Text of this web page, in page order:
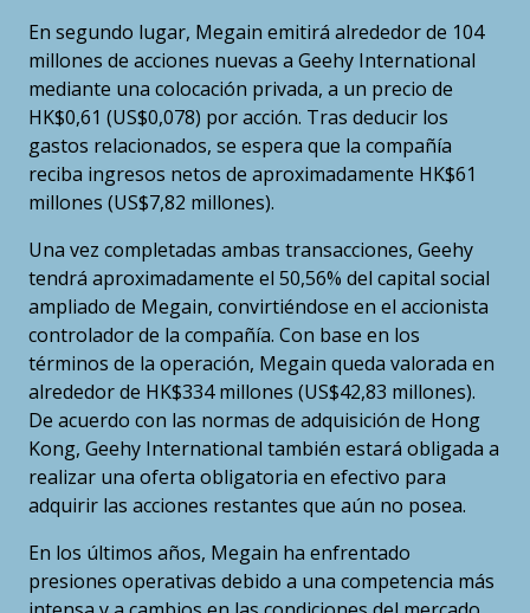
En segundo lugar, Megain emitirá alrededor de 104
millones de acciones nuevas a Geehy International
mediante una colocación privada, a un precio de
HK$0,61 (US$0,078) por acción. Tras deducir los
gastos relacionados, se espera que la compañía
reciba ingresos netos de aproximadamente HK$61
millones (US$7,82 millones).
Una vez completadas ambas transacciones, Geehy
tendrá aproximadamente el 50,56% del capital social
ampliado de Megain, convirtiéndose en el accionista
controlador de la compañía. Con base en los
términos de la operación, Megain queda valorada en
alrededor de HK$334 millones (US$42,83 millones).
De acuerdo con las normas de adquisición de Hong
Kong, Geehy International también estará obligada a
realizar una oferta obligatoria en efectivo para
adquirir las acciones restantes que aún no posea.
En los últimos años, Megain ha enfrentado
presiones operativas debido a una competencia más